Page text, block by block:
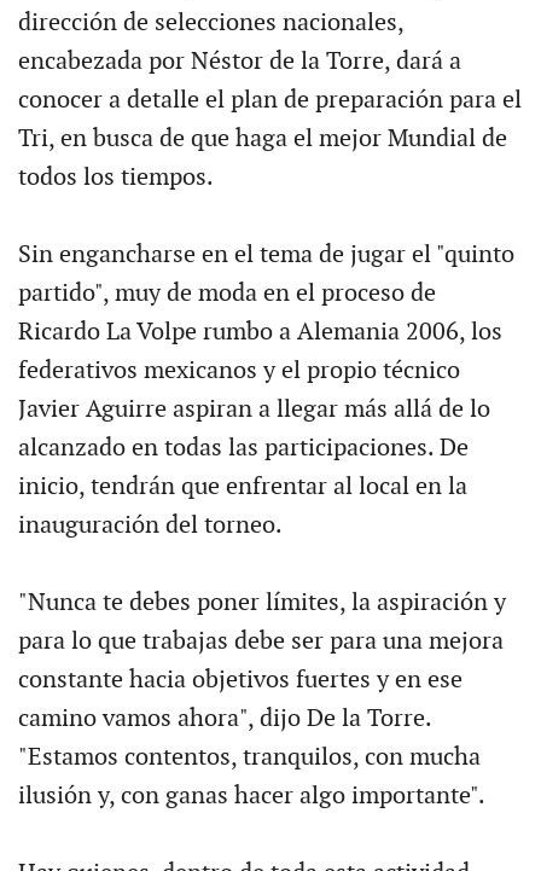
dirección de selecciones nacionales,
encabezada por Néstor de la Torre, dará a
conocer a detalle el plan de preparación para el
Tri, en busca de que haga el mejor Mundial de
todos los tiempos.
Sin engancharse en el tema de jugar el "quinto
partido", muy de moda en el proceso de
Ricardo La Volpe rumbo a Alemania 2006, los
federativos mexicanos y el propio técnico
Javier Aguirre aspiran a llegar más allá de lo
alcanzado en todas las participaciones. De
inicio, tendrán que enfrentar al local en la
inauguración del torneo.
"Nunca te debes poner límites, la aspiración y
para lo que trabajas debe ser para una mejora
constante hacia objetivos fuertes y en ese
camino vamos ahora", dijo De la Torre.
"Estamos contentos, tranquilos, con mucha
ilusión y, con ganas hacer algo importante".